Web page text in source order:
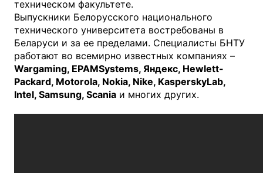
техническом факультете.
Выпускники Белорусского национального
технического университета востребованы в
Беларуси и за ее пределами. Специалисты БНТУ
работают во всемирно известных компаниях –
Wargaming, EPAMSystems, Яндекс, Hewlett-
Packard, Motorola, Nokia, Nike, KasperskyLab,
Intel, Samsung, Scania и многих других.